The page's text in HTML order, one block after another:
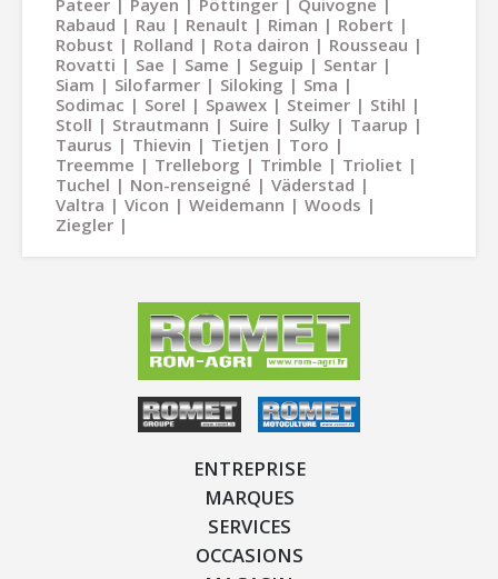
Pateer
Payen Pöttinger
Quivogne
Rabaud
Rau Renault Riman
Robert
Robust
Rolland Rota dairon
Rousseau
Rovatti
Sae Same Seguip
Sentar
Siam
Silofarmer Siloking
Sma
Sodimac
Sorel Spawex Steimer
Stihl
Stoll
Strautmann Suire Sulky
Taarup
Taurus
Thievin Tietjen
Toro
Treemme
Trelleborg Trimble
Trioliet
Tuchel
Non-renseigné
Väderstad
Valtra
Vicon Weidemann
Woods
Ziegler
ENTREPRISE
MARQUES
SERVICES
OCCASIONS